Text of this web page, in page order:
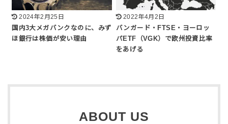
2024年2月25日
国内3大メガバンクなのに、みず
ほ銀行は株価が安い理由
2022年4月2日
バンガード・FTSE・ヨーロッ
パETF（VGK）で欧州投資比率
をあげる
ABOUT US